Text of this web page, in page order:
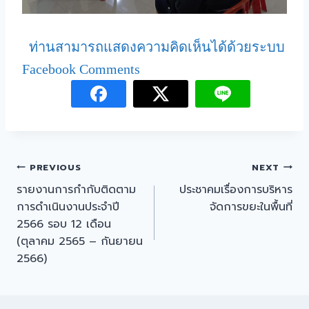
ท่านสามารถแสดงความคิดเห็นได้ด้วยระบบ
Facebook Comments
PREVIOUS
รายงานการกำกับติดตาม
การดำเนินงานประจำปี
2566 รอบ 12 เดือน
(ตุลาคม 2565 – กันยายน
2566)
NEXT
ประชาคมเรื่องการบริหาร
จัดการขยะในพื้นที่